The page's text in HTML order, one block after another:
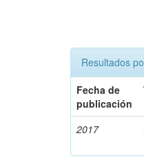
Resultados
Fecha de
publicación
2017